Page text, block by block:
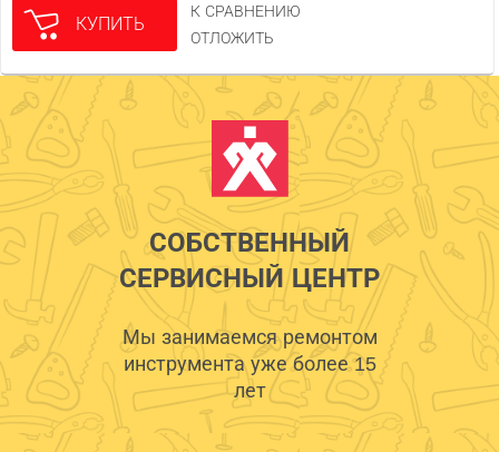
КУПИТЬ
К СРАВНЕНИЮ
ОТЛОЖИТЬ
СОБСТВЕННЫЙ
СЕРВИСНЫЙ ЦЕНТР
Мы занимаемся ремонтом
инструмента уже более 15
лет